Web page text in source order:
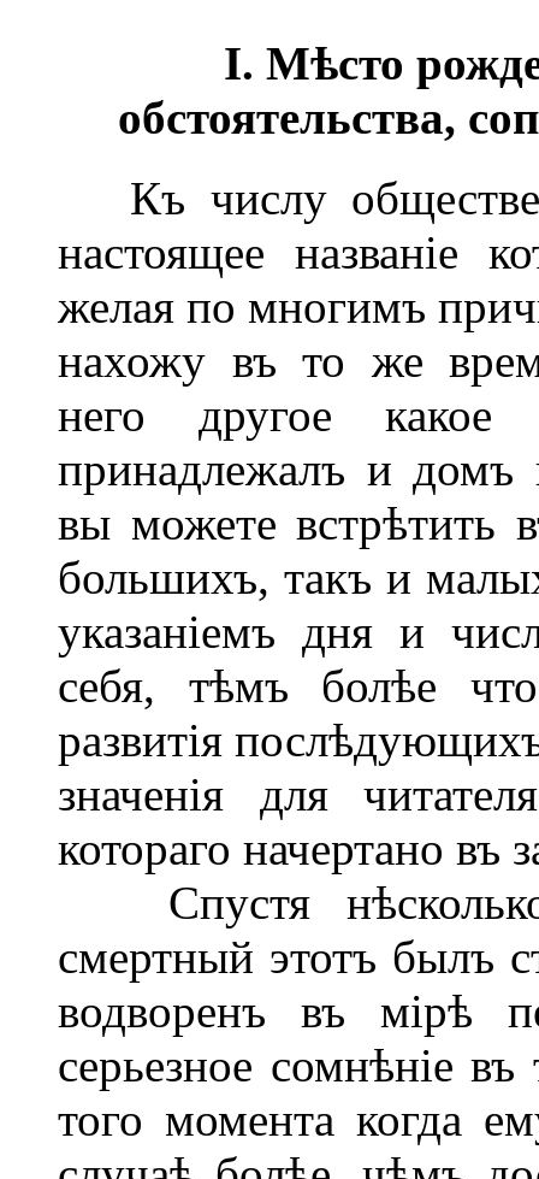
I. Мѣсто
обстоятельства,
Къ числу
настоящее названіе
желая по многимъ
нахожу въ то же
него другое
принадлежалъ и домъ
вы можете встрѣтить
большихъ, такъ и
указаніемъ дня и
себя, тѣмъ болѣе
развитія
значенія для
котораго начертано въ
Спустя
смертный этотъ былъ
водворенъ въ мірѣ
серьезное сомнѣніе
того момента когда